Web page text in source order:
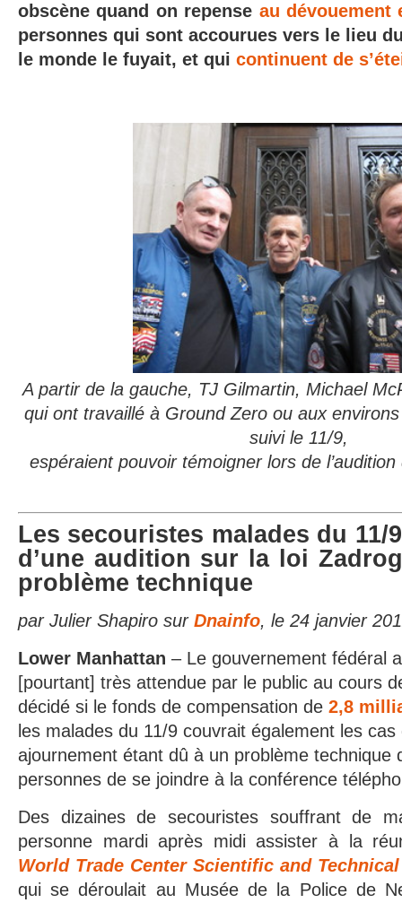
obscène quand on repense au dévouement
personnes qui sont accourues vers le lieu
le monde le fuyait, et qui continuent de
A partir de la gauche, TJ Gilmartin, Michael
qui ont travaillé à Ground Zero ou aux
suivi le 11/9,
espéraient pouvoir témoigner lors de
Les secouristes malades du
d’une audition sur la loi
problème technique
par Julier Shapiro sur Dnainfo, le 24 janvier
Lower Manhattan – Le gouvernement fédéral
[pourtant] très attendue par le public au cours
décidé si le fonds de compensation de 2,8
les malades du 11/9 couvrait également les
ajournement étant dû à un problème technique
personnes de se joindre à la conférence
Des dizaines de secouristes souffrant de
personne mardi après midi assister à la
World Trade Center Scientific and
qui se déroulait au Musée de la Police de